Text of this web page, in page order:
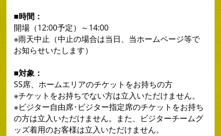
■時間：
開場（12:00予定）～14:00
※雨天中止（中止の場合は当日、当ホームページ等で
お知らせいたします）
■対象：
SS席、ホームエリアのチケットをお持ちの方
※チケットをお持ちでない方は立入いただけません。
※ビジター自由席･ビジター指定席のチケットをお持ち
の方は立入いただけません。また、ビジターチームグ
ッズ着用のお客様は立入いただけません。